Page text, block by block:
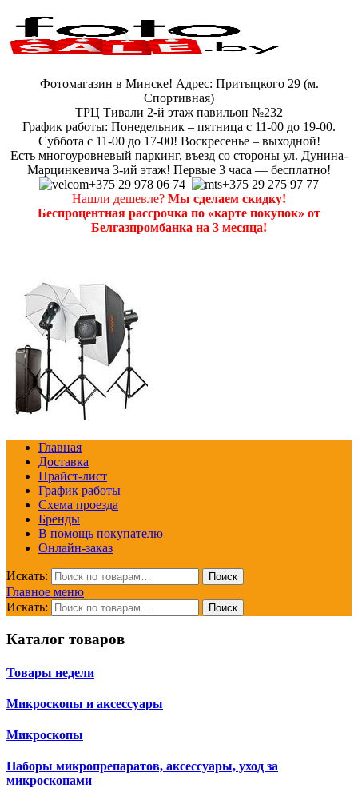
Фотомагазин в Минске! Адрес: Притыцкого 29 (м.
Спортивная)
ТРЦ Тивали 2-й этаж павильон №232
График работы: Понедельник – пятница с 11-00 до 19-00.
Суббота с 11-00 до 17-00! Воскресенье – выходной!
Есть многоуровневый паркинг, въезд со стороны ул. Дунина-
Марцинкевича 3-ий этаж! Первые 3 часа — бесплатно!
+375 29 978 06 74
+375 29 275 97 77
Нашли дешевле? Мы сделаем скидку!
Беспроцентная рассрочка по «карте покупок» от
Белгазпромбанка на 3 месяца!
Главная
Доставка
Прайст-лист
График работы
Схема проезда
Бренды
В помощь покупателю
Онлайн-заказ
Искать: Поиск
Главное меню
Искать:
Поиск
Каталог товаров
Товары недели
Микроскопы и аксессуары
Микроскопы
Наборы микропрепаратов, аксессуары, уход за
микроскопами